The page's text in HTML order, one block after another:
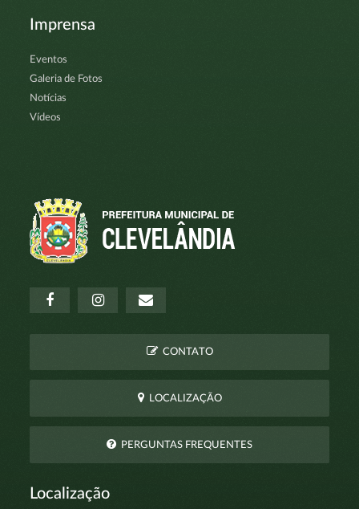
Imprensa
Eventos
Galeria de Fotos
Notícias
Vídeos
CONTATO
LOCALIZAÇÃO
PERGUNTAS FREQUENTES
Localização